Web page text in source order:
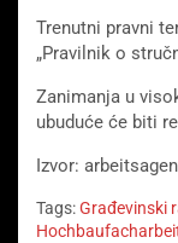
Trenutni pravni
„Pravilnik o
Zanimanja u
ubuduće će biti
Izvor:
Tags:Građevinski